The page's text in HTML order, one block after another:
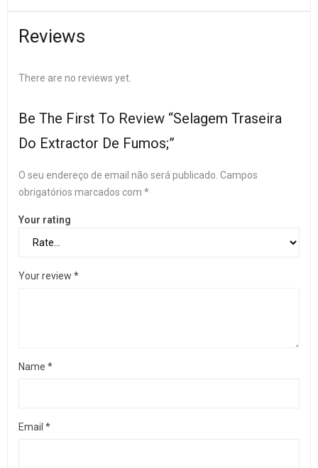
Reviews
There are no reviews yet.
Be The First To Review “Selagem Traseira
Do Extractor De Fumos;”
O seu endereço de email não será publicado. Campos
obrigatórios marcados com *
Your rating
Your review *
Name *
Email *